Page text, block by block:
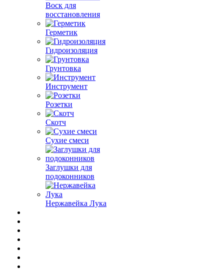
Воск для
восстановления
Герметик
Гидроизоляция
Грунтовка
Инструмент
Розетки
Скотч
Сухие смеси
Заглушки для
подоконников
Нержавейка Лука